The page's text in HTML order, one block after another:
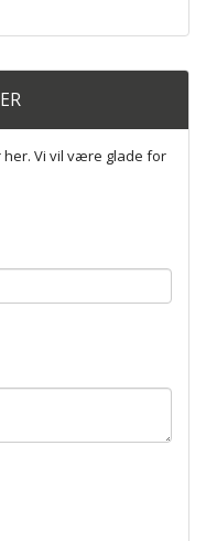
Vi vil være glade for